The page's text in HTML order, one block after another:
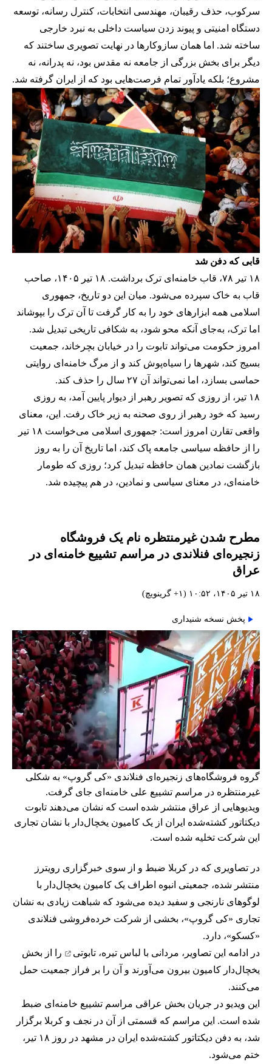
سرکوب، حذف رقیبان، مهندسی انتخابات، کنترل رسانه، توسعه
دستگاه امنیتی و پیوند زدن سیاست داخلی به نبرد خارجی
ساخته شد. اما همان سازوکارها در نهایت تصویری ساختند که
دیگر برای بخش بزرگی از جامعه نه مقدس بود، نه پدرانه، نه
مشروع؛ بلکه یادآور تمام فرصت‌هایی بود که از ایران گرفته شد.
قابی که دفن شد
۱۸ تیر ۷۸، قاب خامنه‌ای ترک برداشت. ۱۸ تیر ۱۴۰۵، صاحب
قاب به خاک سپرده می‌شود. میان این دو تاریخ، جمهوری
اسلامی همه ابزارهای خود را به کار گرفت تا آن ترک را بپوشاند
اما ترک، به‌جای آنکه محو شود، به شکافی تاریخی تبدیل شد.
امروز حکومت می‌تواند تابوت را در خیابان بچرخاند، جمعیت
بسیج کند، شهرها را سیاه‌پوش کند و از مرگ خامنه‌ای روایتی
حماسی بسازد، اما نمی‌تواند آن ۲۷ سال را حذف کند.
۱۸ تیر، از روزی که تصویر رهبر از دیوار پایین آمد، به روزی
رسید که خود رهبر از روی صحنه به زیر خاک رفت. این، معنای
واقعی تقارن امروز است: جمهوری اسلامی می‌خواست ۱۸ تیر
را از حافظه سیاسی جامعه پاک کند، اما تاریخ آن را به روز
بازگشت نمادین همان حافظه تبدیل کرد؛ روزی که طومار
خامنه‌ای، در معنای سیاسی و نمادین، در هم پیچیده شد.
مطرح شدن غیرمنتظره نام یک فروشگاه
زنجیره‌ای فنلاندی در مراسم تشییع خامنه‌ای در
عراق
۱۸ تیر ۱۴۰۵، ۱۰:۵۲ (‎+۱ گرینویچ)
پخش نسخه شنیداری
گروه فروشگاه‌های زنجیره‌ای فنلاندی «کی گروپ» به شکلی
غیرمنتظره در مراسم تشییع علی خامنه‌ای جای گرفت.
ویدیوهایی از عراق منتشر شده است که نشان می‌دهند تابوت
دیکتاتور کشته‌شده ایران از یک کامیون یخچال‌دار با نشان تجاری
این شرکت تخلیه شده است.
در تصاویری که در کربلا ضبط و از سوی خبرگزاری رویترز
منتشر شده، جمعیتی انبوه اطراف یک کامیون یخچال‌دار با
لوگوهای نارنجی و سفید دیده می‌شود که شباهت زیادی به نشان
تجاری «کی گروپ»، بخشی از شرکت خرده‌فروشی فنلاندی
«کسکو»، دارد.
در ادامه این تصاویر، مردانی با لباس تیره، تابوتی
را از بخش
یخچال‌دار کامیون بیرون می‌آورند و آن را بر فراز جمعیت حمل
می‌کنند.
این ویدیو در جریان بخش عراقی مراسم تشییع خامنه‌ای ضبط
شده است. این مراسم که قسمتی از آن در نجف و کربلا برگزار
شد، به دفن دیکتاتور کشته‌شده ایران
در مشهد در روز ۱۸ تیر،
ختم می‌شود.